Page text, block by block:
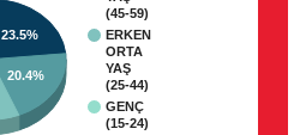
(45-59)
ERKEN
ORTA
YAŞ
(25-44)
GENÇ
(15-24)
23.5%
20.4%